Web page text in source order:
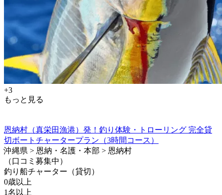
+3
もっと見る
恩納村（真栄田漁港）発！釣り体験・トローリング 完全貸
切ボートチャータープラン（3時間コース）
沖縄県 > 恩納・名護・本部 > 恩納村
（口コミ募集中）
釣り船チャーター（貸切）
0歳以上
1名以上